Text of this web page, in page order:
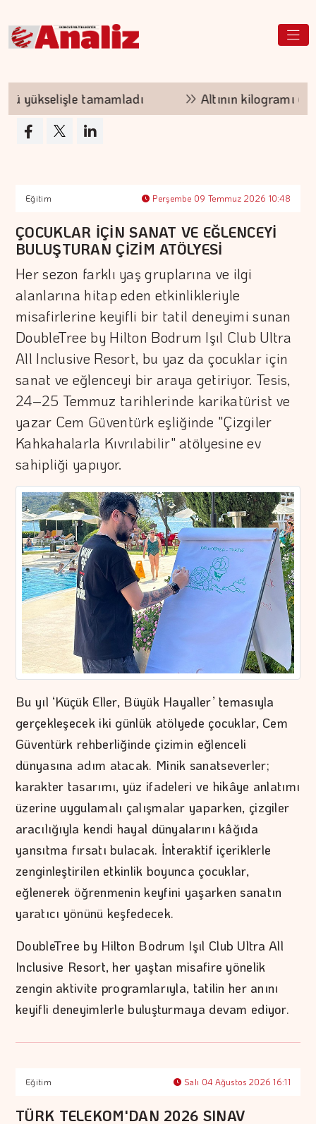
yükselişle tamamladı Altının kilogramı 6
Eğitim Perşembe 09 Temmuz 2026 10:48
ÇOCUKLAR İÇİN SANAT VE EĞLENCEYİ
BULUŞTURAN ÇİZİM ATÖLYESİ
Her sezon farklı yaş gruplarına ve ilgi
alanlarına hitap eden etkinlikleriyle
misafirlerine keyifli bir tatil deneyimi sunan
DoubleTree by Hilton Bodrum Işıl Club Ultra
All Inclusive Resort, bu yaz da çocuklar için
sanat ve eğlenceyi bir araya getiriyor. Tesis,
24–25 Temmuz tarihlerinde karikatürist ve
yazar Cem Güventürk eşliğinde "Çizgiler
Kahkahalarla Kıvrılabilir" atölyesine ev
sahipliği yapıyor.
Bu yıl ‘Küçük Eller, Büyük Hayaller’ temasıyla
gerçekleşecek iki günlük atölyede çocuklar, Cem
Güventürk rehberliğinde çizimin eğlenceli
dünyasına adım atacak. Minik sanatseverler;
karakter tasarımı, yüz ifadeleri ve hikâye anlatımı
üzerine uygulamalı çalışmalar yaparken, çizgiler
aracılığıyla kendi hayal dünyalarını kâğıda
yansıtma fırsatı bulacak. İnteraktif içeriklerle
zenginleştirilen etkinlik boyunca çocuklar,
eğlenerek öğrenmenin keyfini yaşarken sanatın
yaratıcı yönünü keşfedecek.
DoubleTree by Hilton Bodrum Işıl Club Ultra All
Inclusive Resort, her yaştan misafire yönelik
zengin aktivite programlarıyla, tatilin her anını
keyifli deneyimlerle buluşturmaya devam ediyor.
Eğitim Salı 04 Ağustos 2026 16:11
TÜRK TELEKOM'DAN 2026 SINAV